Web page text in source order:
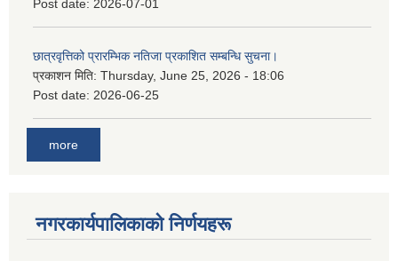
Post date: 2026-07-01
छात्रवृत्तिको प्रारम्भिक नतिजा प्रकाशित सम्बन्धि सुचना।
प्रकाशन मिति: Thursday, June 25, 2026 - 18:06
Post date: 2026-06-25
more
नगरकार्यपालिकाकाे निर्णयहरू